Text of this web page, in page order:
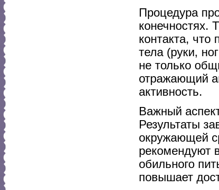
Процедура
конечностях.
контакта, что
тела (руки,
не только
отражающий
активность.
Важный
Результаты
окружающей
рекомендуют
обильного
повышает